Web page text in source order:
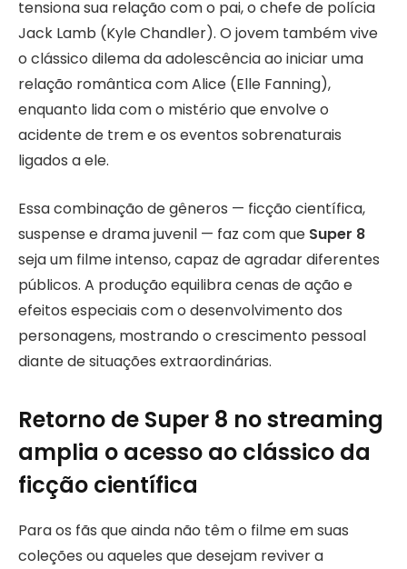
tensiona sua relação com o pai, o chefe de polícia
Jack Lamb (Kyle Chandler). O jovem também vive
o clássico dilema da adolescência ao iniciar uma
relação romântica com Alice (Elle Fanning),
enquanto lida com o mistério que envolve o
acidente de trem e os eventos sobrenaturais
ligados a ele.
Essa combinação de gêneros — ficção científica,
suspense e drama juvenil — faz com que Super 8
seja um filme intenso, capaz de agradar diferentes
públicos. A produção equilibra cenas de ação e
efeitos especiais com o desenvolvimento dos
personagens, mostrando o crescimento pessoal
diante de situações extraordinárias.
Retorno de Super 8 no streaming
amplia o acesso ao clássico da
ficção científica
Para os fãs que ainda não têm o filme em suas
coleções ou aqueles que desejam reviver a